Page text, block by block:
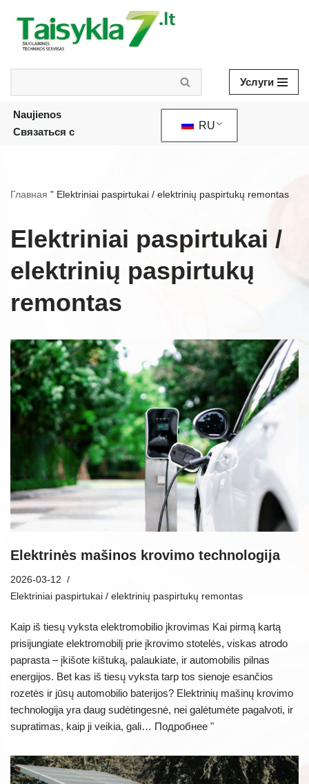
Skip
content
Услуги
Naujienos
Связаться с
RU
Главная " Elektriniai paspirtukai / elektrinių paspirtukų remontas
Elektriniai paspirtukai /
elektrinių paspirtukų
remontas
Elektrinės mašinos krovimo technologija
2026-03-12
Elektriniai paspirtukai / elektrinių paspirtukų remontas
Kaip iš tiesų vyksta elektromobilio įkrovimas Kai pirmą kartą
prisijungiate elektromobilį prie įkrovimo stotelės, viskas atrodo
paprasta – įkišote kištuką, palaukiate, ir automobilis pilnas
energijos. Bet kas iš tiesų vyksta tarp tos sienoje esančios
rozetės ir jūsų automobilio baterijos? Elektrinių mašinų krovimo
technologija yra daug sudėtingesnė, nei galėtumėte pagalvoti, ir
supratimas, kaip ji veikia, gali… Подробнее "